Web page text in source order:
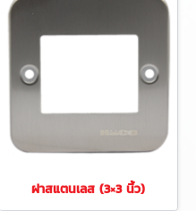
ฝาสแตนเลส (3×3 นิ้ว)